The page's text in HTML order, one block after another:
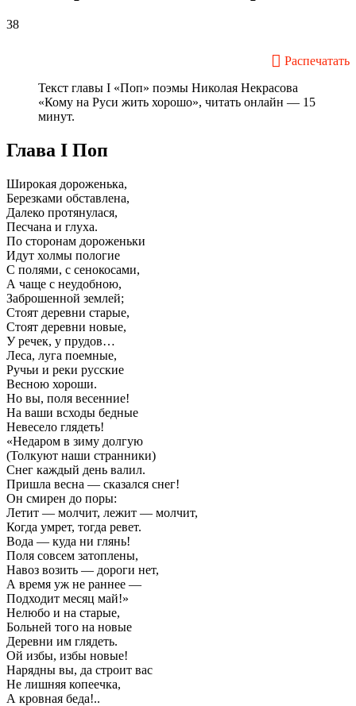
38
Распечатать
Текст главы I «Поп» поэмы Николая Некрасова
«Кому на Руси жить хорошо», читать онлайн — 15
минут.
Глава I Поп
Широкая дороженька,
Березками обставлена,
Далеко протянулася,
Песчана и глуха.
По сторонам дороженьки
Идут холмы пологие
С полями, с сенокосами,
А чаще с неудобною,
Заброшенной землей;
Стоят деревни старые,
Стоят деревни новые,
У речек, у прудов…
Леса, луга поемные,
Ручьи и реки русские
Весною хороши.
Но вы, поля весенние!
На ваши всходы бедные
Невесело глядеть!
«Недаром в зиму долгую
(Толкуют наши странники)
Снег каждый день валил.
Пришла весна — сказался снег!
Он смирен до поры:
Летит — молчит, лежит — молчит,
Когда умрет, тогда ревет.
Вода — куда ни глянь!
Поля совсем затоплены,
Навоз возить — дороги нет,
А время уж не раннее —
Подходит месяц май!»
Нелюбо и на старые,
Больней того на новые
Деревни им глядеть.
Ой избы, избы новые!
Нарядны вы, да строит вас
Не лишняя копеечка,
А кровная беда!..